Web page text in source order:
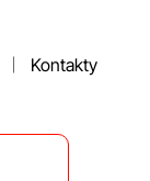
Kontakty